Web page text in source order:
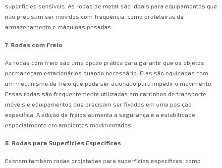
superfícies sensíveis. As rodas de metal são ideais para equipamentos que
não precisam ser movidos com frequência, como prateleiras de
armazenamento e máquinas pesadas.
7. Rodas com Freio
As rodas com freio são uma opção prática para garantir que os objetos
permaneçam estacionários quando necessário. Elas são equipadas com
um mecanismo de freio que pode ser acionado para impedir o movimento.
Essas rodas são frequentemente utilizadas em carrinhos de transporte,
móveis e equipamentos que precisam ser fixados em uma posição
específica. A adição de freios aumenta a segurança e a estabilidade,
especialmente em ambientes movimentados.
8. Rodas para Superfícies Específicas
Existem também rodas projetadas para superfícies específicas, como